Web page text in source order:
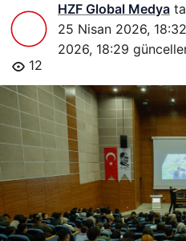
HZF Global Medya
25 Nisan 2026, 18:32
2026, 18:29
12